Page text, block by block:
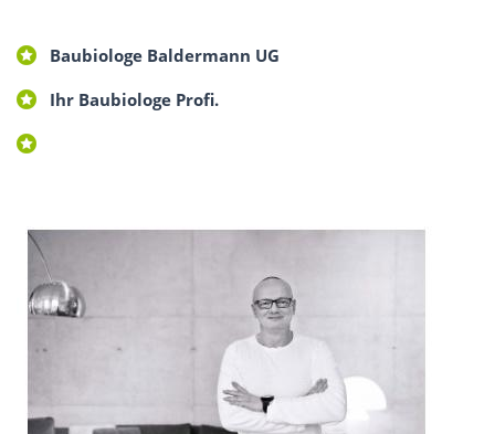
Baubiologe Baldermann UG
Ihr Baubiologe Profi.